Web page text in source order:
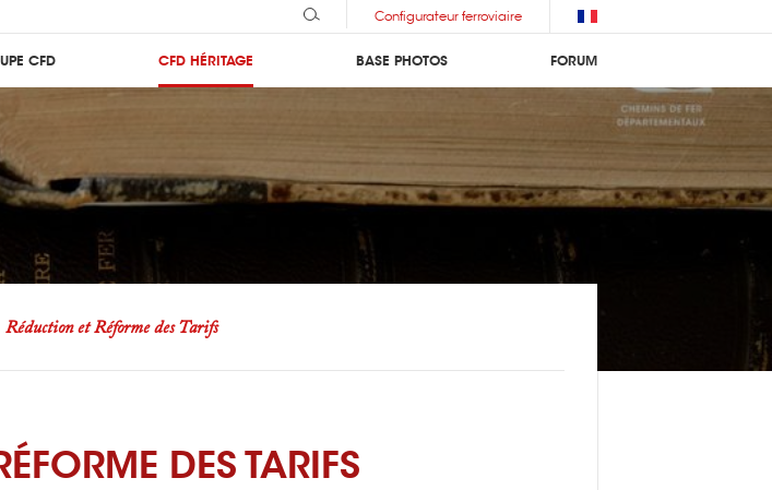
Configurateur ferroviaire
CFD CFD HÉRITAGE BASE PHOTOS FORUM
Réduction et Réforme des Tarifs
DES TARIFS